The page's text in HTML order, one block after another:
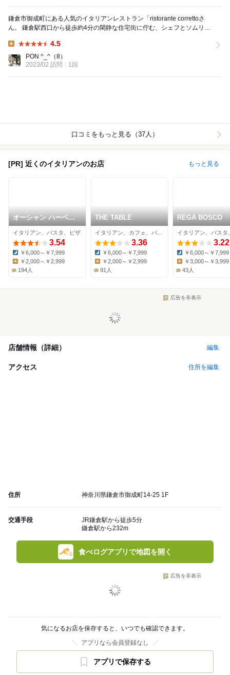
鎌倉市御成町にある人気のイタリアンレストラン「ristorante correttoさ
ん。 鎌倉駅西口から徒歩約4分の閑静な住宅街に佇む、シェフとソムリエ
4.5
PON ^_^ （8）
2023/02 訪問
1回
口コミをもっと見る（37人）
[PR] 近くのイタリアンのお店 もっと見る
オーシャン ハーベス
ト ココモ
イタリアン、パスタ、ピザ
3.54
Dinner:
￥6,000～￥7,999
￥2,000～￥2,999
194人
THE TABLE
3.36
Dinner:
￥6,000～￥7,999
Lunch:
￥2,000～￥2,999
91人
REGA BOSCO
3.22
Dinner:
￥6,000～￥7,999
Lunch:
￥3,000～￥3,999
43人
広告を非表示
店舗情報（詳細） 編集
アクセス 住所を編集
住所 神奈川県鎌倉市御成町14-25 1F
交通手段
JR鎌倉駅から徒歩5分
鎌倉駅から232m
食べログアプリで地図を開く
広告を非表示
気になるお店を保存すると、いつでも確認できます。
アプリなら会員登録なし
アプリで保存する